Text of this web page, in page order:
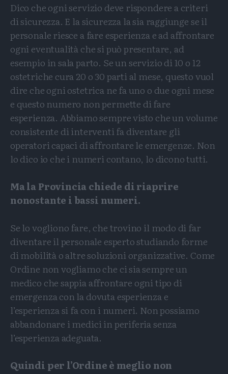
Dico che ogni servizio deve rispondere a criteri
di sicurezza. E la sicurezza la sia raggiunge se il
personale riesce a fare esperienza e ad affrontare
ogni eventualità che si può presentare, ad
esempio in sala parto. Se un servizio di 10 o 12
ostetriche cura 20 o 30 parti al mese, questo vuol
dire che ogni ostetrica ne fa uno o due ogni mese
e questo numero non permette di fare
esperienza. Abbiamo sempre visto che un volume
consistente di interventi fa diventare gli
operatori capaci di affrontare le emergenze. Non
lo dico io che i numeri contano, lo dicono tutti.
Ma la Provincia chiede di riaprire
nonostante i bassi numeri.
Se lo vogliono fare, che trovino il modo di far
diventare il personale esperto studiando forme
di mobilità o altre soluzioni organizzative. Come
Ordine non vogliamo che ci sia sempre un
medico che sappia affrontare ogni tipo di
emergenza con la dovuta esperienza e
l’esperienza si fa con i numeri. Non possiamo
abbandonare i medici in periferia senza
l’esperienza adeguata.
Quindi per l’Ordine è meglio non